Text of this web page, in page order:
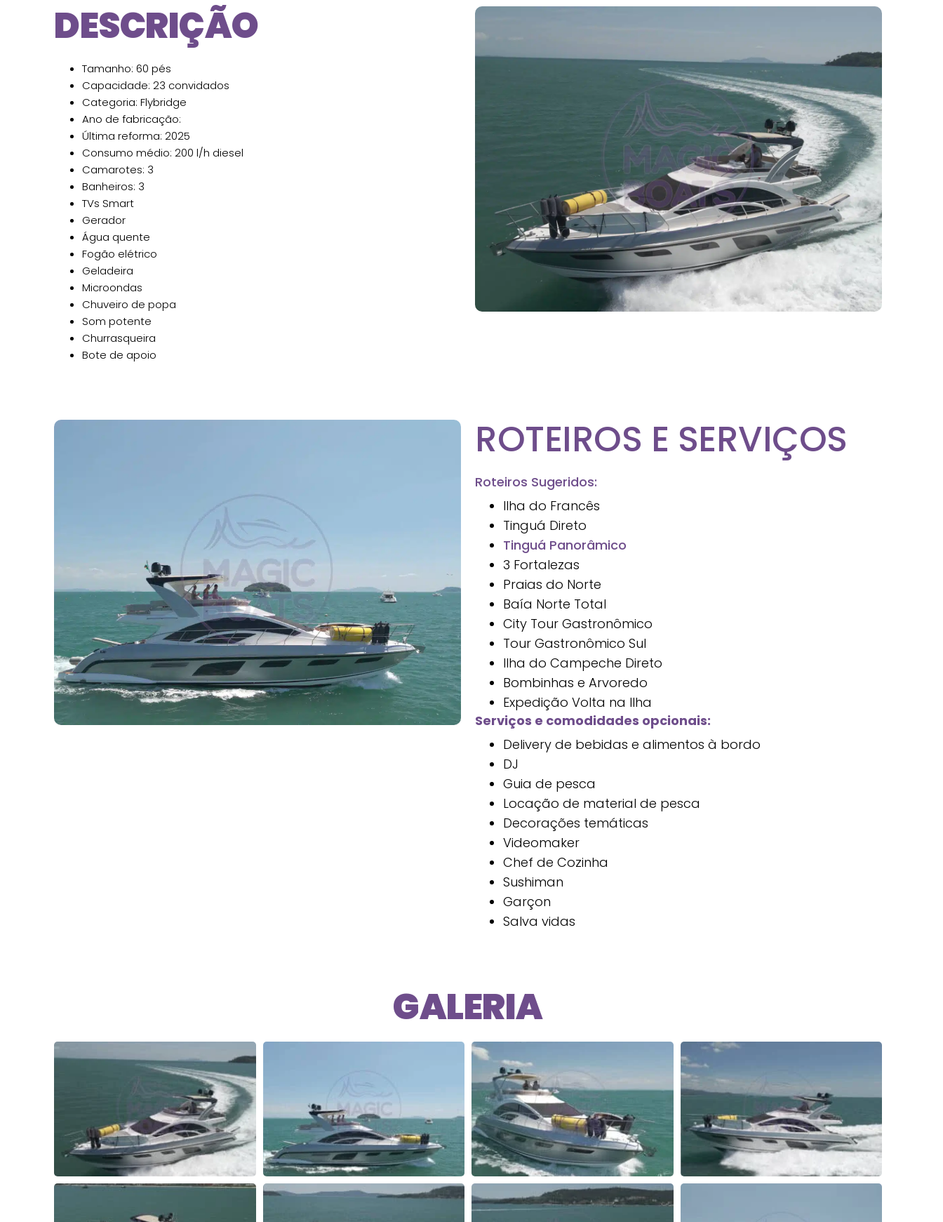
DESCRIÇÃO
Tamanho: 60 pés
Capacidade: 23 convidados
Categoria: Flybridge
Ano de fabricação:
Última reforma: 2025
Consumo médio: 200 l/h diesel
Camarotes: 3
Banheiros: 3
TVs Smart
Gerador
Água quente
Fogão elétrico
Geladeira
Microondas
Chuveiro de popa
Som potente
Churrasqueira
Bote de apoio
ROTEIROS E SERVIÇOS
Roteiros Sugeridos:
Ilha do Francês
Tinguá Direto
Tinguá Panorâmico
3 Fortalezas
Praias do Norte
Baía Norte Total
City Tour Gastronômico
Tour Gastronômico Sul
Ilha do Campeche Direto
Bombinhas e Arvoredo
Expedição Volta na Ilha
Serviços e comodidades opcionais:
Delivery de bebidas e alimentos à bordo
DJ
Guia de pesca
Locação de material de pesca
Decorações temáticas
Videomaker
Chef de Cozinha
Sushiman
Garçon
Salva vidas
GALERIA